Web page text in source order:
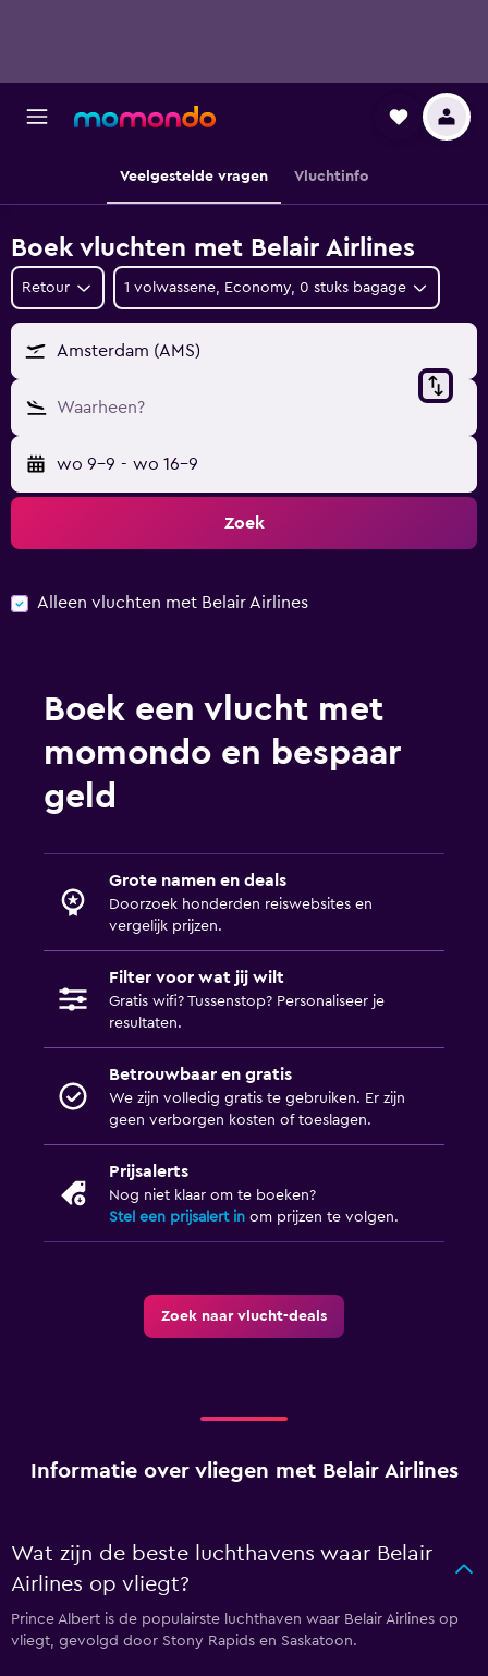
Veelgestelde vragen Vluchtinfo
Boek vluchten met Belair Airlines
Retour 1 volwassene, Economy, 0 stuks bagage
Amsterdam (AMS)
Waarheen?
wo 9-9 - wo 16-9
Zoek
Alleen vluchten met Belair Airlines
Boek een vlucht met
momondo en bespaar
geld
Grote namen en deals
Doorzoek honderden reiswebsites en
vergelijk prijzen.
Filter voor wat jij wilt
Gratis wifi? Tussenstop? Personaliseer je
resultaten.
Betrouwbaar en gratis
We zijn volledig gratis te gebruiken. Er zijn
geen verborgen kosten of toeslagen.
Prijsalerts
Nog niet klaar om te boeken?
Stel een prijsalert in om prijzen te volgen.
Zoek naar vlucht-deals
Informatie over vliegen met Belair Airlines
Wat zijn de beste luchthavens waar Belair
Airlines op vliegt?
Prince Albert is de populairste luchthaven waar Belair Airlines op
vliegt, gevolgd door Stony Rapids en Saskatoon.